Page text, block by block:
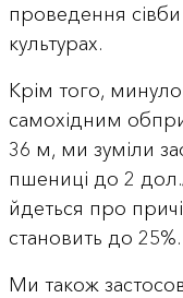
проведення
культурах.
Крім того,
самохідним
36 м, ми зуміли
пшениці до 2
йдеться про
становить до 25%.
Ми також